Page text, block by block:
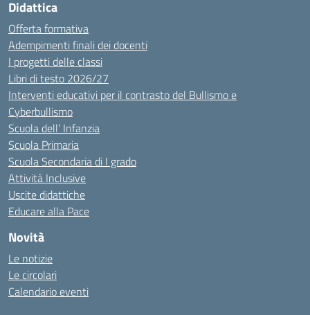
Didattica
Offerta formativa
Adempimenti finali dei docenti
I progetti delle classi
Libri di testo 2026/27
Interventi educativi per il contrasto del Bullismo e
Cyberbullismo
Scuola dell’ Infanzia
Scuola Primaria
Scuola Secondaria di I grado
Attività Inclusive
Uscite didattiche
Educare alla Pace
Novità
Le notizie
Le circolari
Calendario eventi